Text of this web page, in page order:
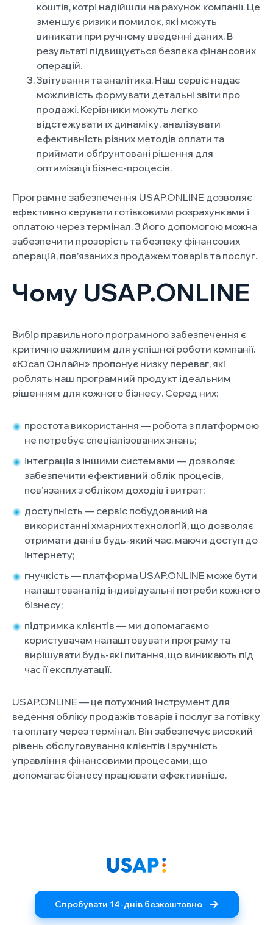
коштів, котрі надійшли на рахунок компанії. Це
зменшує ризики помилок, які можуть
виникати при ручному введенні даних. В
результаті підвищується безпека фінансових
операцій.
Звітування та аналітика. Наш сервіс надає
можливість формувати детальні звіти про
продажі. Керівники можуть легко
відстежувати їх динаміку, аналізувати
ефективність різних методів оплати та
приймати обґрунтовані рішення для
оптимізації бізнес-процесів.
Програмне забезпечення USAP.ONLINE дозволяє
ефективно керувати готівковими розрахунками і
оплатою через термінал. З його допомогою можна
забезпечити прозорість та безпеку фінансових
операцій, пов’язаних з продажем товарів та послуг.
Чому USAP.ONLINE
Вибір правильного програмного забезпечення є
критично важливим для успішної роботи компанії.
«Юсап Онлайн» пропонує низку переваг, які
роблять наш програмний продукт ідеальним
рішенням для кожного бізнесу. Серед них:
простота використання — робота з платформою
не потребує спеціалізованих знань;
інтеграція з іншими системами — дозволяє
забезпечити ефективний облік процесів,
пов’язаних з обліком доходів і витрат;
доступність — сервіс побудований на
використанні хмарних технологій, що дозволяє
отримати дані в будь-який час, маючи доступ до
інтернету;
гнучкість — платформа USAP.ONLINE може бути
налаштована під індивідуальні потреби кожного
бізнесу;
підтримка клієнтів — ми допомагаємо
користувачам налаштовувати програму та
вирішувати будь-які питання, що виникають під
час її експлуатації.
USAP.ONLINE — це потужний інструмент для
ведення обліку продажів товарів і послуг за готівку
та оплату через термінал. Він забезпечує високий
рівень обслуговування клієнтів і зручність
управління фінансовими процесами, що
допомагає бізнесу працювати ефективніше.
Спробувати 14-днів безкоштовно